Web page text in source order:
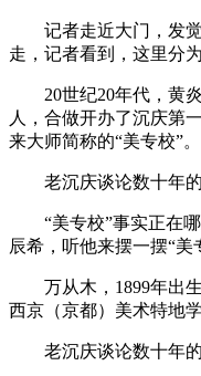
记者走近大门，发觉
走，记者看到，这里分
20世纪20年代，黄炎
人，合做开办了沉庆第
来大师简称的“美专校”。
老沉庆谈论数十年的“
“美专校”事实正在哪
辰希，听他来摆一摆“美
万从木，1899年出生
西京（京都）美术特地
老沉庆谈论数十年的“